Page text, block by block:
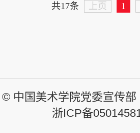
共17条 上页 1
© 中国美术学院党委宣传
浙ICP备